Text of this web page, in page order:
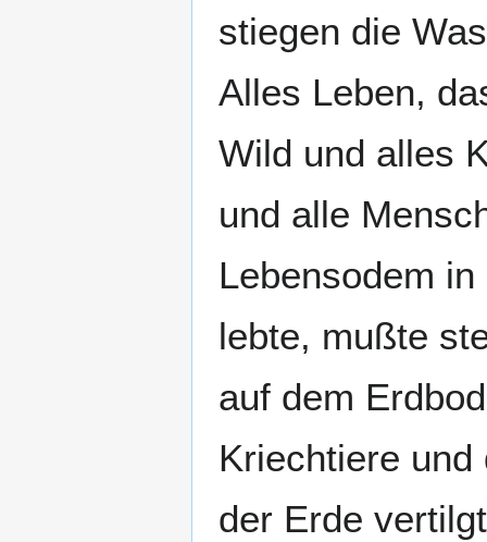
stiegen die
Alles Leben,
Wild und alles
und alle
Lebensodem
lebte, mußte
auf dem
Kriechtiere
der Erde